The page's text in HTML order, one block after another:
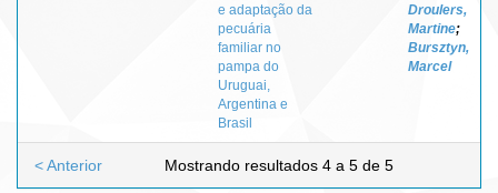
e adaptação da
pecuária
familiar no
pampa do
Uruguai,
Argentina e
Brasil
Droulers,
Martine;
Bursztyn,
Marcel
Mostrando resultados 4 a 5 de 5
< Anterior